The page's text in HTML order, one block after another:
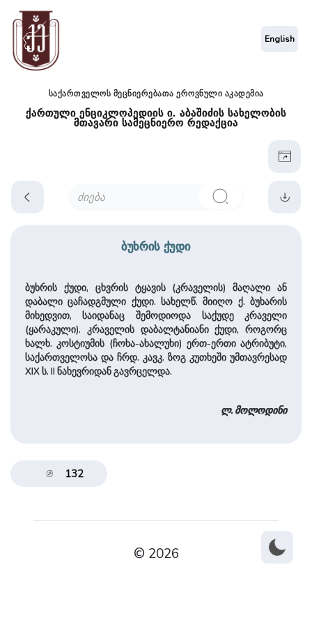
საქართველოს მეცნიერებათა ეროვნული აკადემია
ქართული ენციკლოპედიის ი. აბაშიძის სახელობის
მთავარი სამეცნიერო რედაქცია
English
ბუხრის ქუდი
ბუხრის ქუდი, ცხვრის ტყავის (კრაველის) მაღალი ან
დაბალი ცაჩადგმული ქუდი. სახელწ. მიიღო ქ. ბუხარის
მიხედვით, საიდანაც შემოდიოდა საქუდე კრაველი
(ყარაკული). კრაველის დაბალტანიანი ქუდი, როგორც
ხალხ. კოსტიუმის (ჩოხა-ახალუხი) ერთ-ერთი ატრიბუტი,
საქართველოსა და ჩრდ. კავკ. ზოგ კუთხეში უმთავრესად
XIX ს. II ნახევრიდან გავრცელდა.
ლ. მოლოდინი
132
© 2026